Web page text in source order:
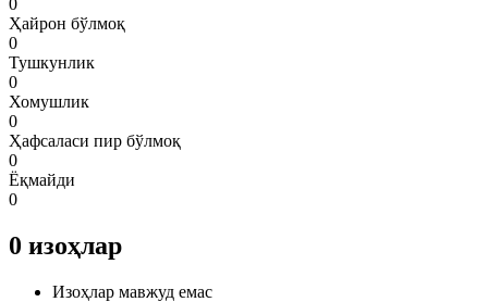
Ҳайрон бўлмоқ
0
Тушкунлик
0
Хомушлик
0
Ҳафсаласи пир бўлмоқ
0
Ёқмайди
0
0 изоҳлар
Изоҳлар мавжуд емас